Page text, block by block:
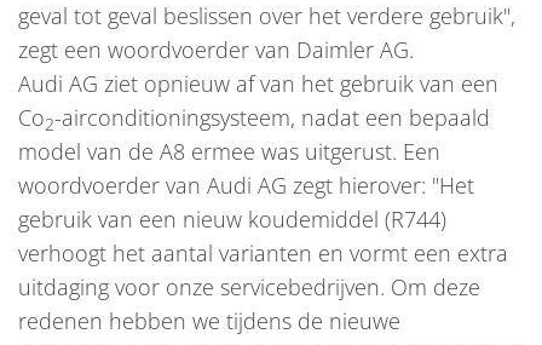
geval tot geval beslissen over het verdere gebruik",
zegt een woordvoerder van Daimler AG.
Audi AG ziet opnieuw af van het gebruik van een
Co2-airconditioningsysteem, nadat een bepaald
model van de A8 ermee was uitgerust. Een
woordvoerder van Audi AG zegt hierover: "Het
gebruik van een nieuw koudemiddel (R744)
verhoogt het aantal varianten en vormt een extra
uitdaging voor onze servicebedrijven. Om deze
redenen hebben we tijdens de nieuwe